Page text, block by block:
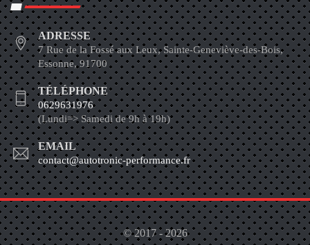
ADRESSE
7 Rue de la Fossé aux Leux, Sainte-Geneviève-des-Bois,
Essonne, 91700
TÉLÉPHONE
0629631976
(Lundi=> Samedi de 9h à 19h)
EMAIL
contact@autotronic-performance.fr
© 2017 - 2026